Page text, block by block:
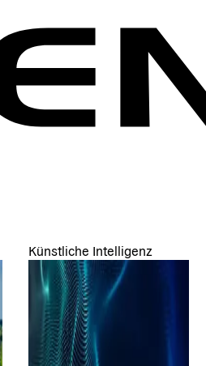
Künstliche Intelligenz